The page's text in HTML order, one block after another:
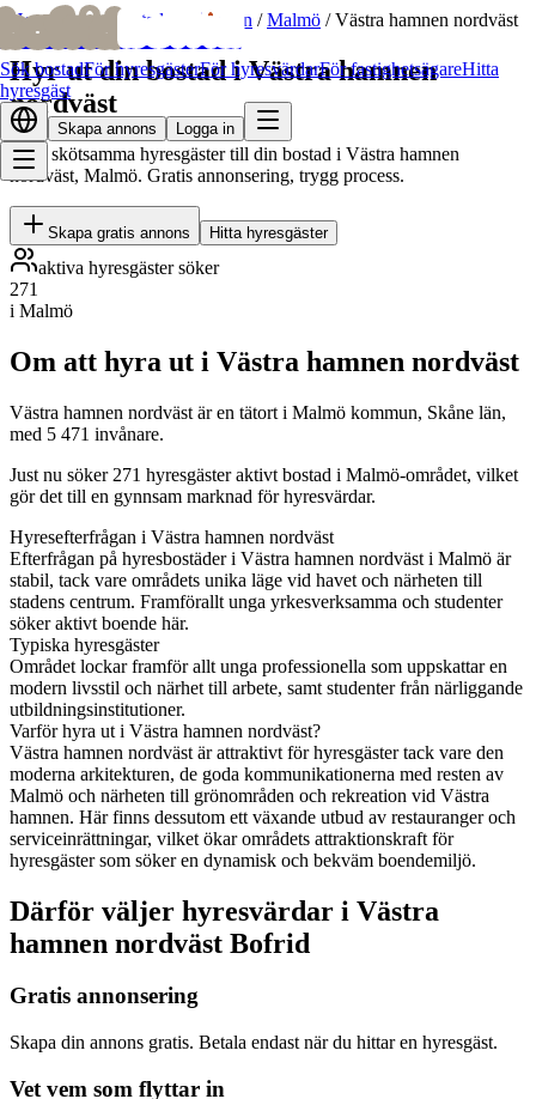
bofridbofrid
Sök bostadFör hyresgästerFör hyresvärdarFör fastighetsägareHitta
hyresgäst
Skapa annons Logga in
Hem/ Hyr ut bostad Skåne län /Malmö /Västra hamnen nordväst
Hyr ut din bostad i Västra hamnen
nordväst
Hitta skötsamma hyresgäster till din bostad i Västra hamnen
nordväst, Malmö. Gratis annonsering, trygg process.
Skapa gratis annons Hitta hyresgäster
aktiva hyresgäster söker
271
i Malmö
Om att hyra ut i Västra hamnen nordväst
Västra hamnen nordväst är en tätort i Malmö kommun, Skåne län,
med 5 471 invånare.
Just nu söker 271 hyresgäster aktivt bostad i Malmö-området, vilket
gör det till en gynnsam marknad för hyresvärdar.
Hyresefterfrågan i Västra hamnen nordväst
Efterfrågan på hyresbostäder i Västra hamnen nordväst i Malmö är
stabil, tack vare områdets unika läge vid havet och närheten till
stadens centrum. Framförallt unga yrkesverksamma och studenter
söker aktivt boende här.
Typiska hyresgäster
Området lockar framför allt unga professionella som uppskattar en
modern livsstil och närhet till arbete, samt studenter från närliggande
utbildningsinstitutioner.
Varför hyra ut i Västra hamnen nordväst?
Västra hamnen nordväst är attraktivt för hyresgäster tack vare den
moderna arkitekturen, de goda kommunikationerna med resten av
Malmö och närheten till grönområden och rekreation vid Västra
hamnen. Här finns dessutom ett växande utbud av restauranger och
serviceinrättningar, vilket ökar områdets attraktionskraft för
hyresgäster som söker en dynamisk och bekväm boendemiljö.
Därför väljer hyresvärdar i Västra
hamnen nordväst Bofrid
Gratis annonsering
Skapa din annons gratis. Betala endast när du hittar en hyresgäst.
Vet vem som flyttar in